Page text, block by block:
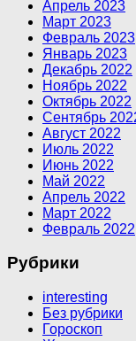
Апрель 2023
Март 2023
Февраль 2023
Январь 2023
Декабрь 2022
Ноябрь 2022
Октябрь 2022
Сентябрь
Август 2022
Июль 2022
Июнь 2022
Май 2022
Апрель 2022
Март 2022
Февраль 2022
Рубрики
interesting
Без рубрики
Гороскоп